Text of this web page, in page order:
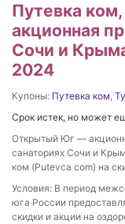
Путевка
акционная
Сочи и
2024
Купоны: Путевка ком,
Срок истек, но может
Открытый Юг —
санаториях Сочи и
ком (Putevca com) на
Условия: В период
юга России
скидки и акции на